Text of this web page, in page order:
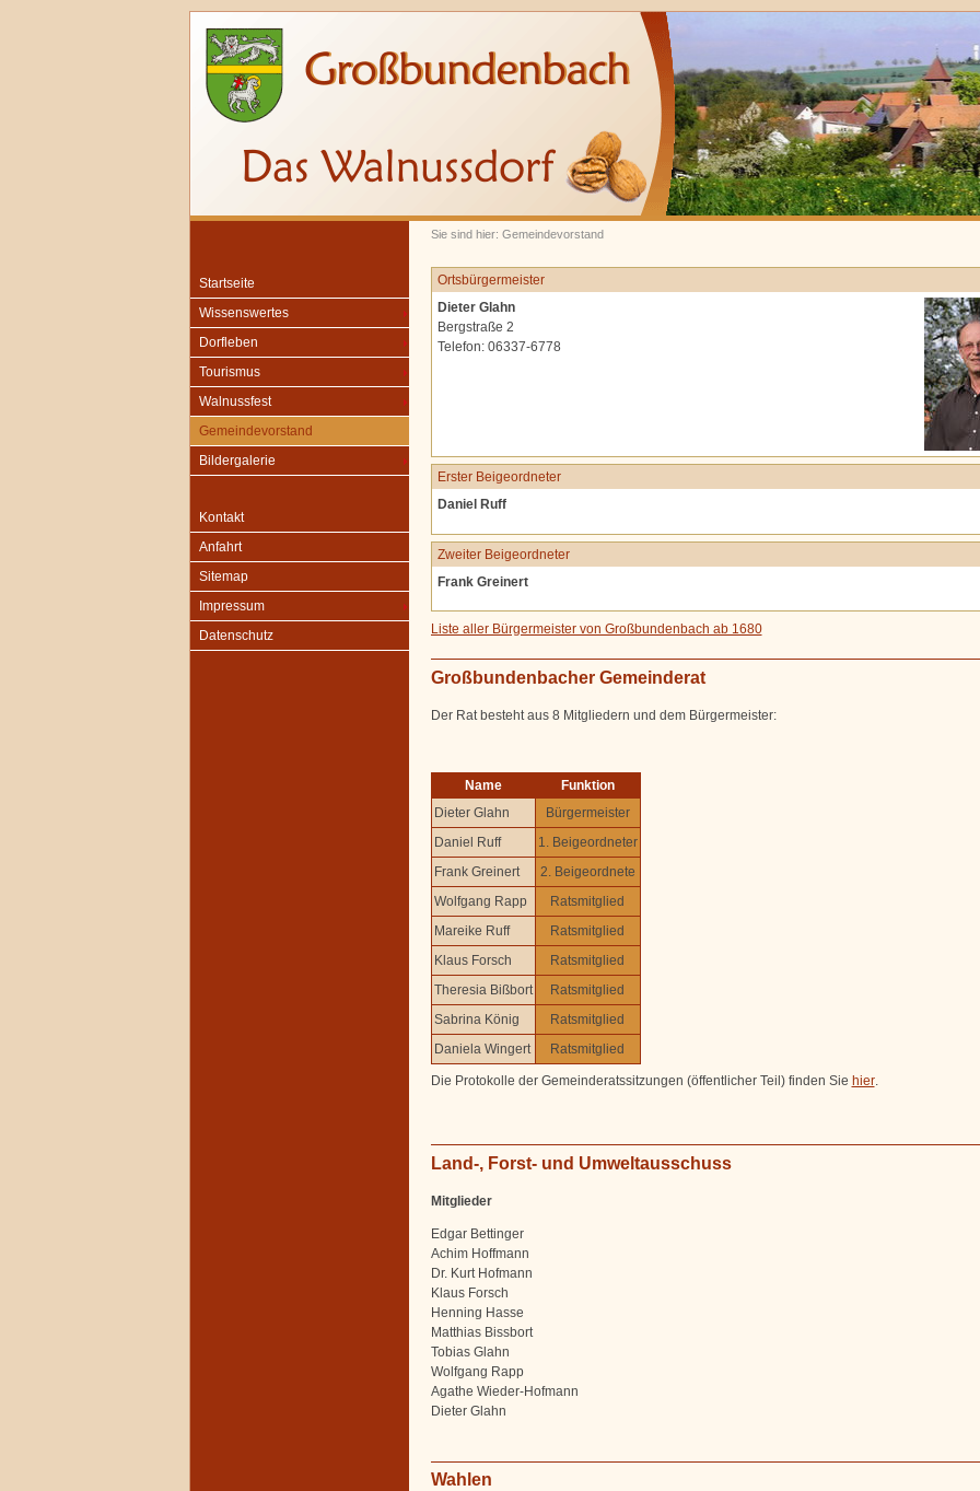
Sie sind hier: Gemeindevorstand
Startseite
Wissenswertes
Dorfleben
Tourismus
Walnussfest
Gemeindevorstand
Bildergalerie
Kontakt
Anfahrt
Sitemap
Impressum
Datenschutz
Ortsbürgermeister
Dieter Glahn
Bergstraße 2
Telefon: 06337-6778
Erster Beigeordneter
Daniel Ruff
Zweiter Beigeordneter
Frank Greinert
Liste aller Bürgermeister von Großbundenbach ab 1680
Großbundenbacher Gemeinderat
Der Rat besteht aus 8 Mitgliedern und dem Bürgermeister:
Name
Funktion
Dieter Glahn
Bürgermeister
Daniel Ruff
1. Beigeordneter
Frank Greinert
2. Beigeordnete
Wolfgang Rapp
Ratsmitglied
Mareike Ruff
Ratsmitglied
Klaus Forsch
Ratsmitglied
Theresia Bißbort
Ratsmitglied
Sabrina König
Ratsmitglied
Daniela Wingert
Ratsmitglied
Die Protokolle der Gemeinderatssitzungen (öffentlicher Teil) finden Sie hier.
Land-, Forst- und Umweltausschuss
Mitglieder
Edgar Bettinger
Achim Hoffmann
Dr. Kurt Hofmann
Klaus Forsch
Henning Hasse
Matthias Bissbort
Tobias Glahn
Wolfgang Rapp
Agathe Wieder-Hofmann
Dieter Glahn
Wahlen